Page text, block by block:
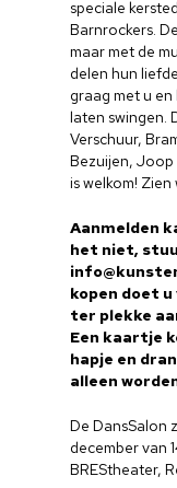
speciale
Barnrockers.
maar met de
delen hun
graag met u
laten swingen.
Verschuur,
Bezuijen, Joop
is welkom! Zien
Aanmelden
het niet,
kopen doet u
ter plekke
Een kaartje
hapje en
alleen
De DansSalon
december van
BREStheater,